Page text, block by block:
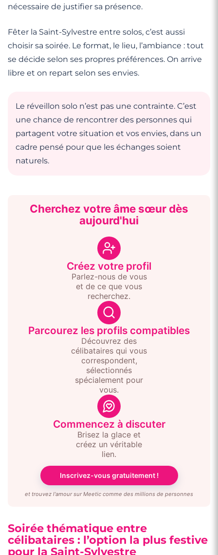
nécessaire de justifier sa présence.
Fêter la Saint-Sylvestre entre solos, c’est aussi
choisir sa soirée. Le format, le lieu, l’ambiance : tout
se décide selon ses propres préférences. On arrive
libre et on repart selon ses envies.
Le réveillon solo n’est pas une contrainte. C’est
une chance de rencontrer des personnes qui
partagent votre situation et vos envies, dans un
cadre pensé pour que les échanges soient
naturels.
Cherchez votre âme sœur dès
aujourd'hui
Créez votre profil
Parlez-nous de vous
et de ce que vous
recherchez.
Parcourez les profils compatibles
Découvrez des
célibataires qui vous
correspondent,
sélectionnés
spécialement pour
vous.
Commencez à discuter
Brisez la glace et
créez un véritable
lien.
Inscrivez-vous gratuitement !
et trouvez l'amour sur Meetic comme des millions de personnes
Soirée thématique entre
célibataires : l’option la plus festive
pour la Saint-Sylvestre